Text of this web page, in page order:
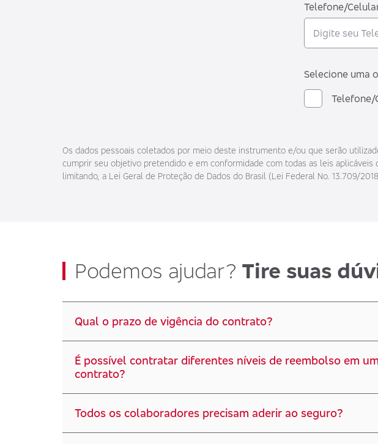
Telefone/
Selecione uma
Telefone/
Os dados pessoais coletados por meio deste instrumento e/ou que serão
cumprir seu objetivo pretendido e em conformidade com todas as leis
limitando, a Lei Geral de Proteção de Dados do Brasil (Lei Federal No. 13.709/
Podemos ajudar? Tire suas
Qual o prazo de vigência do contrato?
É possível contratar diferentes níveis de reembolso em
contrato?
Todos os colaboradores precisam aderir ao seguro?